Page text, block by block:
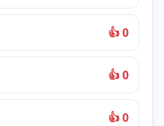
👍 0
👍 0
👍 0